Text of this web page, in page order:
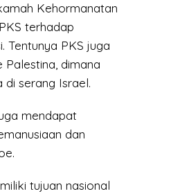
Kehormanatan
terhadap
Tentunya PKS juga
dimana
di serang Israel.
mendapat
dan
tujuan nasional